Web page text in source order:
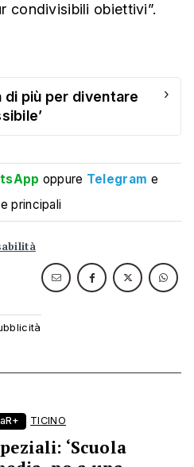
condivisibili obiettivi”.
di più per diventare
›
oppure Telegram e
principali
TICINO
‘Scuola